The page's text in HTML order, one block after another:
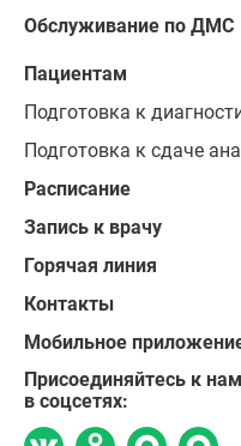
Обслуживание по ДМС
Пациентам
Подготовка к
Подготовка к сдаче
Расписание
Запись к врачу
Горячая линия
Контакты
Мобильное
Присоединяйтесь к нам
в соцсетях: